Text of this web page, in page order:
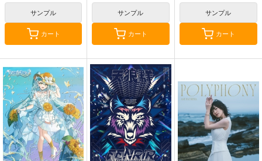
サンプル
カート
サンプル
カート
サンプル
カート